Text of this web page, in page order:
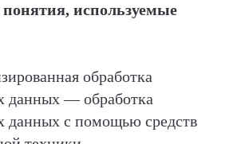
используемые
обработка
данных — обработка
данных с помощью средств